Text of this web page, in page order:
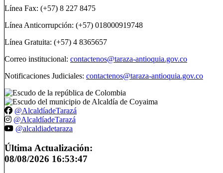
Línea Fax: (+57) 8 227 8475
Línea Anticorrupción: (+57) 018000919748
Línea Gratuita: (+57) 4 8365657
Correo institucional: contactenos@taraza-antioquia.gov.co
Notificaciones Judiciales: contactenos@taraza-antioquia.gov.co
@AlcaldíadeTarazá
@AlcaldíadeTarazá
@alcaldiadetaraza
Última Actualización:
08/08/2026 16:53:47